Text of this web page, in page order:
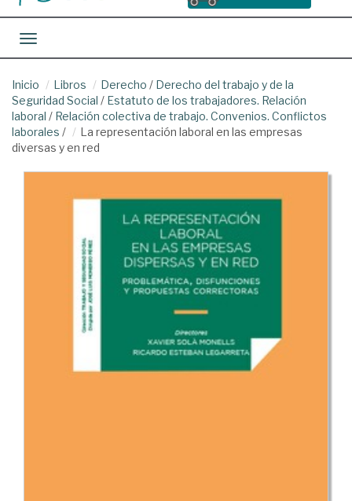
Toggle navigation
Inicio Libros Derecho / Derecho del trabajo y de la
Seguridad Social / Estatuto de los trabajadores. Relación
laboral / Relación colectiva de trabajo. Convenios. Conflictos
laborales /
La representación laboral en las empresas
diversas y en red